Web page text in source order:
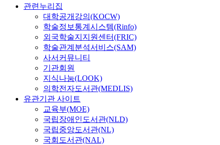
관련누리집
대학공개강의(KOCW)
학술정보통계시스템(Rinfo)
외국학술지지원센터(FRIC)
학술관계분석서비스(SAM)
사서커뮤니티
기관회원
지식나눔(LOOK)
의학전자도서관(MEDLIS)
유관기관 사이트
교육부(MOE)
국립장애인도서관(NLD)
국립중앙도서관(NL)
국회도서관(NAL)